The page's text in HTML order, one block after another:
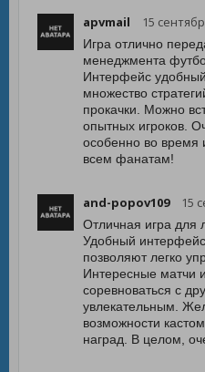
apvmail 15
Игра отлично
менеджмента
Интерфейс
множество
прокачки. Можно
опытных игроков.
особенно во время
всем фанатам!
and-popov109 15
Отличная игра для
Удобный
позволяют легко
Интересные матчи
соревноваться с
увлекательным.
возможности
наград. В целом,